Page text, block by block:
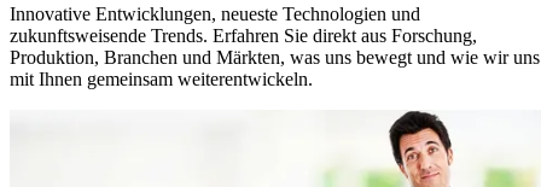
Innovative Entwicklungen, neueste Technologien und
zukunftsweisende Trends. Erfahren Sie direkt aus Forschung,
Produktion, Branchen und Märkten, was uns bewegt und wie wir uns
mit Ihnen gemeinsam weiterentwickeln.